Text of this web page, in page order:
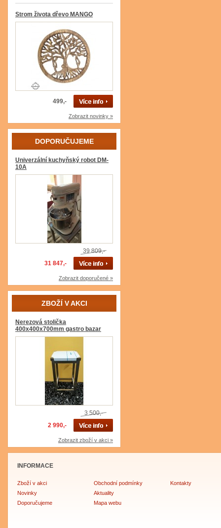
Strom života dřevo MANGO
499,-
Zobrazit novinky »
DOPORUČUJEME
Univerzální kuchyňský robot DM-
10A
39 809,-
31 847,-
Zobrazit doporučené »
ZBOŽÍ V AKCI
Nerezová stolička
400x400x700mm gastro bazar
3 500,-
2 990,-
Zobrazit zboží v akci »
INFORMACE
Zboží v akci
Novinky
Doporučujeme
Obchodní podmínky
Aktuality
Mapa webu
Kontakty